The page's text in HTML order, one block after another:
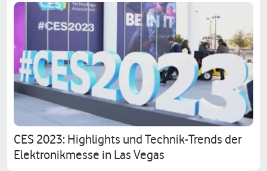
CES 2023: Highlights und Technik-Trends der
Elektronikmesse in Las Vegas